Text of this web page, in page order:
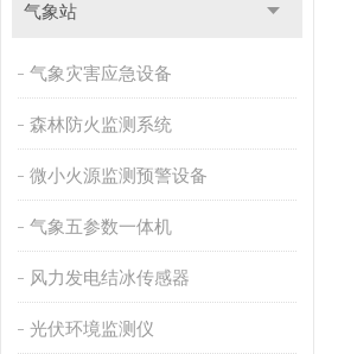
气象站
气象灾害应急设备
森林防火监测系统
微小火源监测预警设备
气象五参数一体机
风力发电结冰传感器
光伏环境监测仪